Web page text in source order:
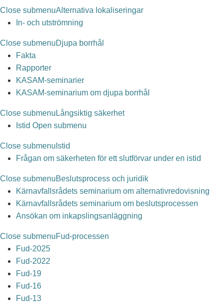
Close submenuAlternativa lokaliseringar
In- och utströmning
Close submenuDjupa borrhål
Fakta
Rapporter
KASAM-seminarier
KASAM-seminarium om djupa borrhål
Close submenu Långsiktig säkerhet
Istid Open submenu
Close submenu Istid
Frågan om säkerheten för ett slutförvar under en istid
Close submenuBeslutsprocess och juridik
Kärnavfallsrådets seminarium om alternativredovisning
Kärnavfallsrådets seminarium om beslutsprocessen
Ansökan om inkapslingsanläggning
Close submenuFud-processen
Fud-2025
Fud-2022
Fud-19
Fud-16
Fud-13